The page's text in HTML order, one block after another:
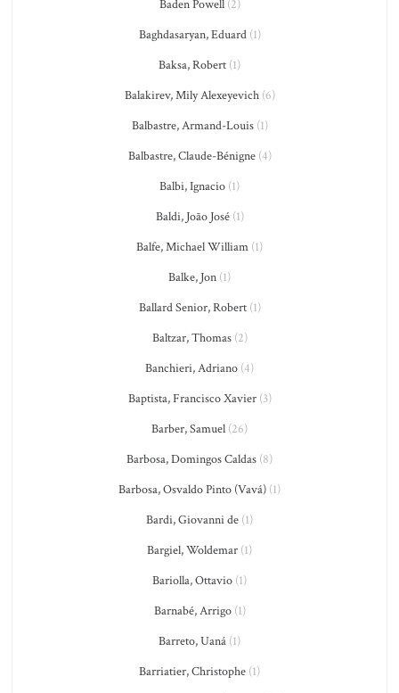
Baden Powell(2)
Baghdasaryan, Eduard(1)
Baksa, Robert (1)
Balakirev, Mily Alexeyevich(6)
Balbastre, Armand-Louis(1)
Balbastre, Claude-Bénigne(4)
Balbi, Ignacio (1)
Baldi, João José(1)
Balfe, Michael William (1)
Balke, Jon (1)
Ballard Senior, Robert(1)
Baltzar, Thomas(2)
Banchieri, Adriano (4)
Baptista, Francisco Xavier(3)
Barber, Samuel (26)
Barbosa, Domingos Caldas (8)
Barbosa, Osvaldo Pinto (Vavá) (1)
Bardi, Giovanni de (1)
Bargiel, Woldemar (1)
Bariolla, Ottavio (1)
Barnabé, Arrigo(1)
Barreto, Uaná (1)
Barriatier, Christophe (1)